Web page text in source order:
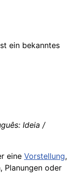
ein bekanntes
Ideia /
eine Vorstellung,
Planungen oder